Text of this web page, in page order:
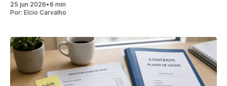
25 jun 2026•6 min
Por: Elcio Carvalho